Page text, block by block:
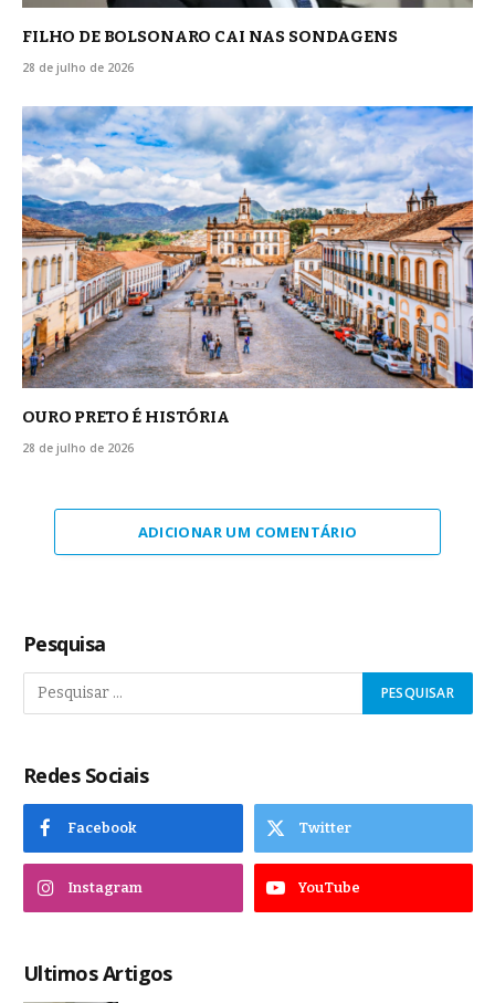
FILHO DE BOLSONARO CAI NAS SONDAGENS
28 de julho de 2026
OURO PRETO É HISTÓRIA
28 de julho de 2026
ADICIONAR UM COMENTÁRIO
Pesquisa
Redes Sociais
Facebook Twitter
Instagram YouTube
Ultimos Artigos